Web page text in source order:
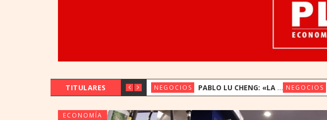
TITULARES NEGOCIOS PABLO LU CHENG: «LA TECNOLOGÍA DE NASDAQ ABRE LAS PUERTAS DEL MERCADO GLOBAL» NEGOCIOS
ECONOMÍA